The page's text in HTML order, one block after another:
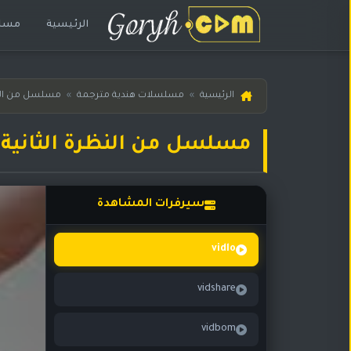
الرئيسية
الرئيسية » مسلسلات هندية مترجمة » مسلسل من
مسلسل من النظرة الثانية حلقة 278
سيرفرات المشاهدة
vidlo
vidshare
vidbom